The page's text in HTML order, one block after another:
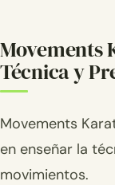
Movements
Técnica y
Movements
en enseñar la
movimientos.